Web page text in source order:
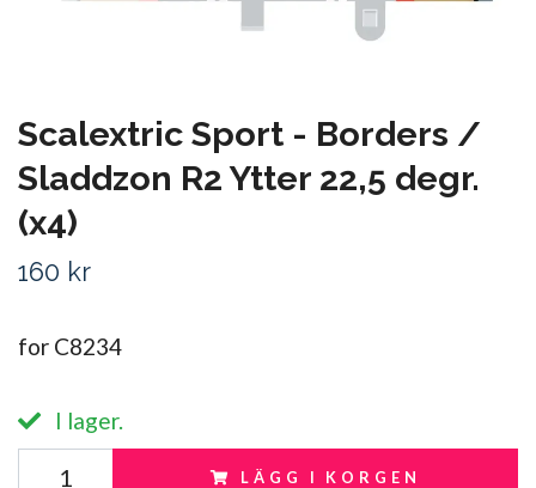
Scalextric Sport - Borders /
Sladdzon R2 Ytter 22,5 degr.
(x4)
160 kr
for C8234
I lager.
LÄGG I KORGEN